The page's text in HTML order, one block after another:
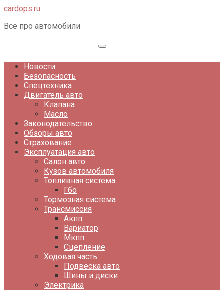
Перейти
контенту
cardops.ru
Все про автомобили
Новости
Безопасность
Спецтехника
Двигатель авто
Клапана
Масло
Законодательство
Обзоры авто
Страхование
Эксплуатация авто
Салон авто
Кузов автомобиля
Топливная система
Гбо
Тормозная система
Трансмиссия
Акпп
Вариатор
Мкпп
Сцепление
Ходовая часть
Подвеска авто
Шины и диски
Электрика